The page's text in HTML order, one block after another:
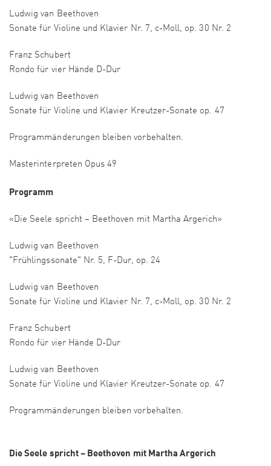
Ludwig van Beethoven
Sonate für Violine und Klavier Nr. 7, c-Moll, op. 30 Nr. 2
Franz Schubert
Rondo für vier Hände D-Dur
Ludwig van Beethoven
Sonate für Violine und Klavier Kreutzer-Sonate op. 47
Programmänderungen bleiben vorbehalten.
Masterinterpreten Opus 49
​​​​Programm
«Die Seele spricht – Beethoven mit Martha Argerich»​
Ludwig van Beethoven
"Frühlingssonate" Nr. 5, F-Dur, op. 24
​Ludwig van Beethoven
Sonate für Violine und Klavier Nr. 7, c-Moll, op. 30 Nr. 2
Franz Schubert
Rondo für vier Hände D-Dur
​Ludwig van Beethoven
Sonate für Violine und Klavier Kreutzer-Sonate op. 47
Programmänderungen bleiben vorbehalten.
Die Seele spricht – Beethoven mit Martha Argerich